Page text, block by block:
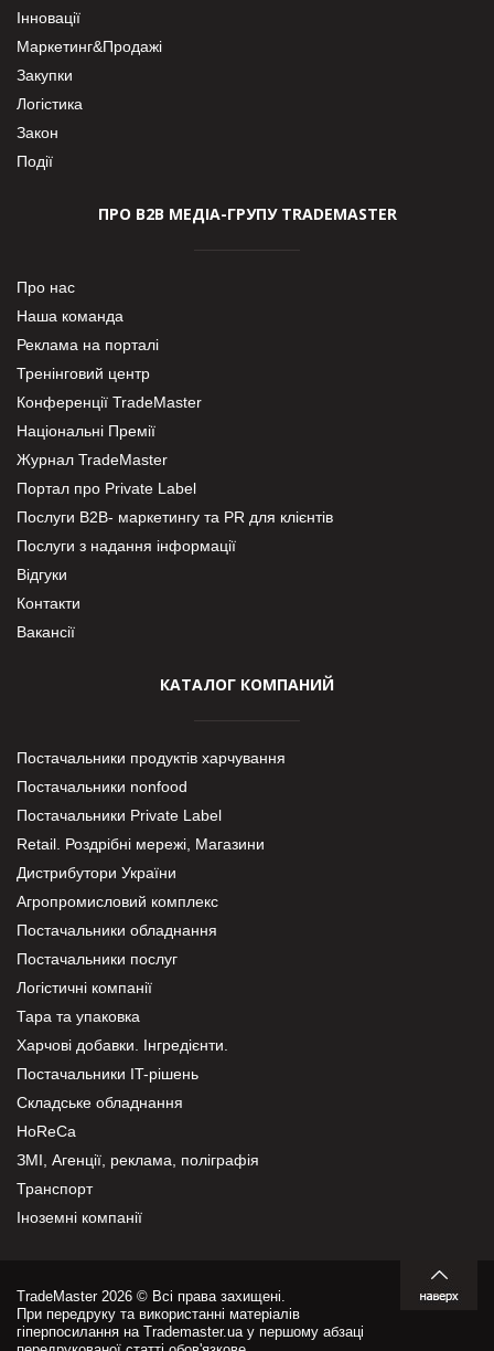
Інновації
Маркетинг&Продажі
Закупки
Логістика
Закон
Події
ПРО В2В МЕДІА-ГРУПУ TRADEMASTER
Про нас
Наша команда
Реклама на порталі
Тренінговий центр
Конференції TradeMaster
Національні Премії
Журнал TradeMaster
Портал про Private Label
Послуги В2В- маркетингу та PR для клієнтів
Послуги з надання інформації
Відгуки
Контакти
Вакансії
КАТАЛОГ КОМПАНИЙ
Постачальники продуктів харчування
Постачальники nonfood
Постачальники Private Label
Retail. Роздрібні мережі, Магазини
Дистрибутори України
Агропромисловий комплекс
Постачальники обладнання
Постачальники послуг
Логістичні компанії
Тара та упаковка
Харчові добавки. Інгредієнти.
Постачальники IT-рішень
Складське обладнання
HoReCa
ЗМІ, Агенції, реклама, поліграфія
Транспорт
Іноземні компанії
TradeMaster 2026 © Всі права захищені.
При передруку та використанні матеріалів
гіперпосилання на Trademaster.ua у першому абзаці